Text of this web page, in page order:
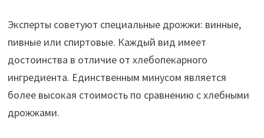
Эксперты советуют специальные дрожжи: винные,
пивные или спиртовые. Каждый вид имеет
достоинства в отличие от хлебопекарного
ингредиента. Единственным минусом является
более высокая стоимость по сравнению с хлебными
дрожжами.